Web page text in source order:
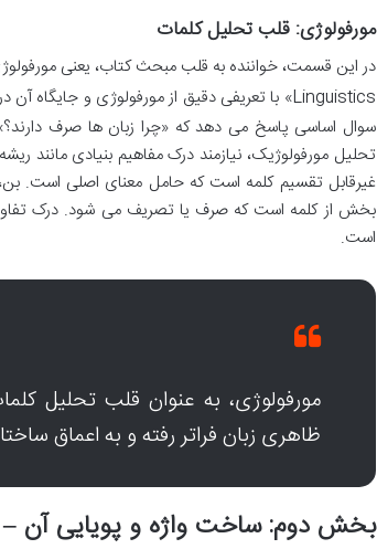
مورفولوژی: قلب تحلیل کلمات
Linguistics» با تعریفی دقیق از مورفولوژی و جایگاه آن در
سوال اساسی پاسخ می دهد که «چرا زبان ها صرف
غیرقابل تقسیم کلمه است که حامل معنای اصلی است.
بخش از کلمه است که صرف یا تصریف می شود. درک
است.
مورفولوژی، به عنوان قلب تحلیل
ظاهری زبان فراتر رفته و به اعماق
بخش دوم: ساخت واژه و پویایی آن –